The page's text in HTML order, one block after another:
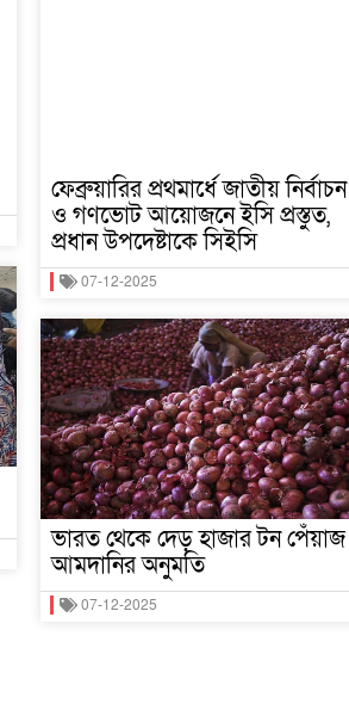
ফেব্রুয়ারির প্রথমার্ধে জাতীয় নির্বাচন
ও গণভোট আয়োজনে ইসি প্রস্তুত,
প্রধান উপদেষ্টাকে সিইসি
07-12-2025
ভারত থেকে দেড় হাজার টন পেঁয়াজ
আমদানির অনুমতি
07-12-2025